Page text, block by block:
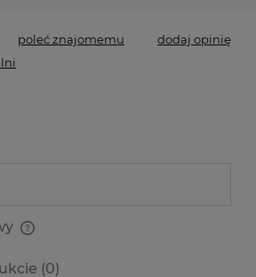
poleć znajomemu
dodaj opinię
(0)